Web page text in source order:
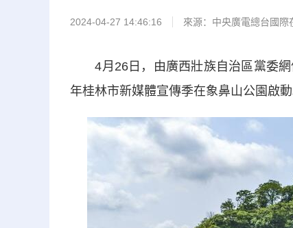
2024-04-27 14:46:16 來源：中央廣電總台國際
4月26日，由廣西壯族自治區黨委網
年桂林市新媒體宣傳季在象鼻山公園啟動